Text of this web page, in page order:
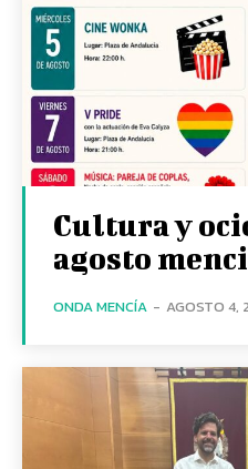
Cultura y
agosto
ONDA MENCÍA - AGOSTO 4,